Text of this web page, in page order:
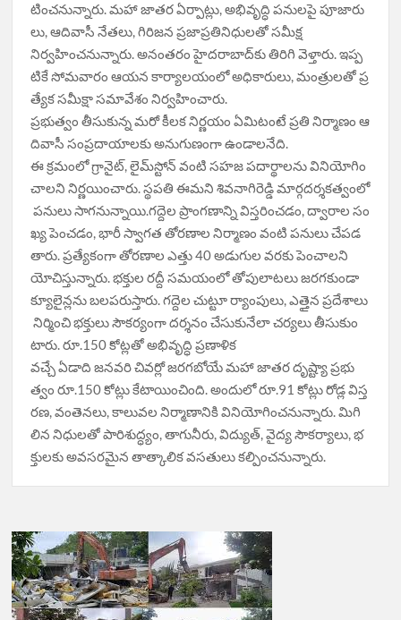
టించనున్నారు. మహా జాతర ఏర్పాట్లు, అభివృద్ధి పనులపై పూజారు
లు, ఆదివాసీ నేతలు, గిరిజన ప్రజాప్రతినిధులతో సమీక్ష
నిర్వహించనున్నారు. అనంతరం హైదరాబాద్‌కు తిరిగి వెళ్తారు. ఇప్ప
టికే సోమవారం ఆయన కార్యాలయంలో అధికారులు, మంత్రులతో ప్ర
త్యేక సమీక్షా సమావేశం నిర్వహించారు.
ప్రభుత్వం తీసుకున్న మరో కీలక నిర్ణయం ఏమిటంటే ప్రతి నిర్మాణం ఆ
దివాసీ సంప్రదాయాలకు అనుగుణంగా ఉండాలనేది.
ఈ క్రమంలో గ్రానైట్, లైమ్‌స్టోన్ వంటి సహజ పదార్థాలను వినియోగిం
చాలని నిర్ణయించారు. స్థపతి ఈమని శివనాగిరెడ్డి మార్గదర్శకత్వంలో
పనులు సాగనున్నాయి.గద్దెల ప్రాంగణాన్ని విస్తరించడం, ద్వారాల సం
ఖ్య పెంచడం, భారీ స్వాగత తోరణాల నిర్మాణం వంటి పనులు చేపడ
తారు. ప్రత్యేకంగా తోరణాల ఎత్తు 40 అడుగుల వరకు పెంచాలని
యోచిస్తున్నారు. భక్తుల రద్దీ సమయంలో తోపులాటలు జరగకుండా
క్యూలైన్లను బలపరుస్తారు. గద్దెల చుట్టూ ర్యాంపులు, ఎత్తైన ప్రదేశాలు
నిర్మించి భక్తులు సౌకర్యంగా దర్శనం చేసుకునేలా చర్యలు తీసుకుం
టారు. రూ.150 కోట్లతో అభివృద్ధి ప్రణాళిక
వచ్చే ఏడాది జనవరి చివర్లో జరగబోయే మహా జాతర దృష్ట్యా ప్రభు
త్వం రూ.150 కోట్లు కేటాయించింది. అందులో రూ.91 కోట్లు రోడ్ల విస్త
రణ, వంతెనలు, కాలువల నిర్మాణానికి వినియోగించనున్నారు. మిగి
లిన నిధులతో పారిశుద్ధ్యం, తాగునీరు, విద్యుత్, వైద్య సౌకర్యాలు, భ
క్తులకు అవసరమైన తాత్కాలిక వసతులు కల్పించనున్నారు.